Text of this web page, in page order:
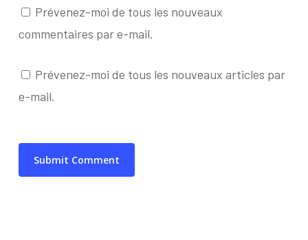
Prévenez-moi de tous les nouveaux
commentaires par e-mail.
Prévenez-moi de tous les nouveaux articles par
e-mail.